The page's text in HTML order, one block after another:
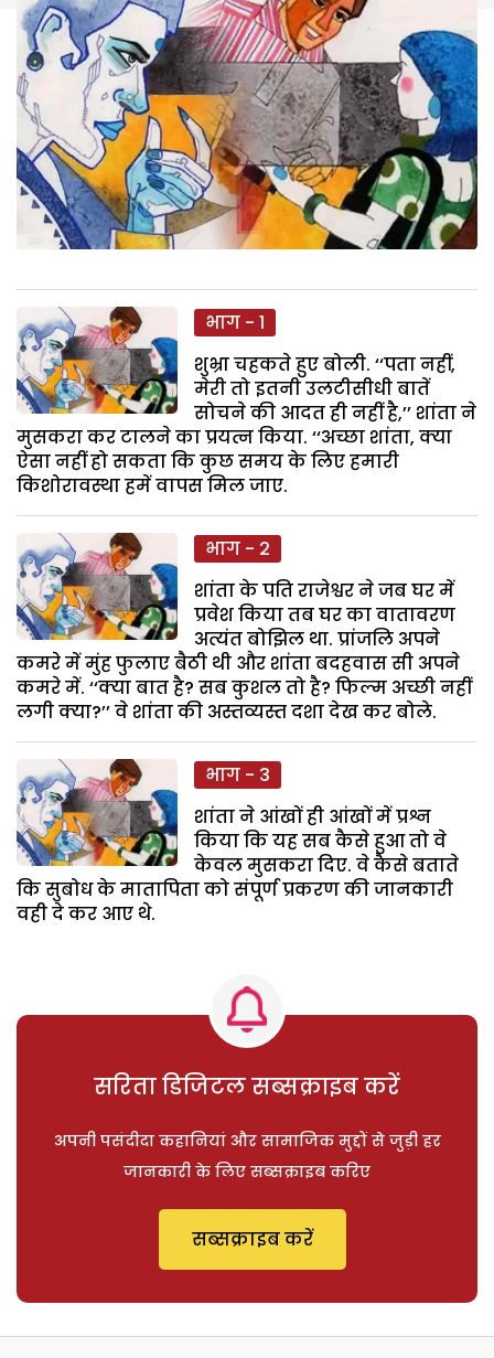
भाग - 1
शुभ्रा चहकते हुए बोली. ‘‘पता नहीं,
मेरी तो इतनी उलटीसीधी बातें
सोचने की आदत ही नहीं है,’’ शांता ने
मुसकरा कर टालने का प्रयत्न किया. ‘‘अच्छा शांता, क्या
ऐसा नहीं हो सकता कि कुछ समय के लिए हमारी
किशोरावस्था हमें वापस मिल जाए.
भाग - 2
शांता के पति राजेश्वर ने जब घर में
प्रवेश किया तब घर का वातावरण
अत्यंत बोझिल था. प्रांजलि अपने
कमरे में मुंह फुलाए बैठी थी और शांता बदहवास सी अपने
कमरे में. ‘‘क्या बात है? सब कुशल तो है? फिल्म अच्छी नहीं
लगी क्या?’’ वे शांता की अस्तव्यस्त दशा देख कर बोले.
भाग - 3
शांता ने आंखों ही आंखों में प्रश्न
किया कि यह सब कैसे हुआ तो वे
केवल मुसकरा दिए. वे कैसे बताते
कि सुबोध के मातापिता को संपूर्ण प्रकरण की जानकारी
वही दे कर आए थे.
सरिता डिजिटल सब्सक्राइब करें
अपनी पसंदीदा कहानियां और सामाजिक मुद्दों से जुड़ी हर
जानकारी के लिए सब्सक्राइब करिए
सब्सक्राइब करें